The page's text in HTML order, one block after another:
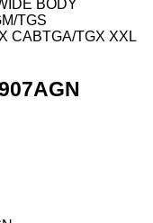
BODY
TGS
CABTGA/TGX XXL